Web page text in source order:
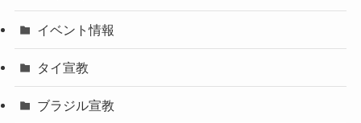
イベント情報
タイ宣教
ブラジル宣教